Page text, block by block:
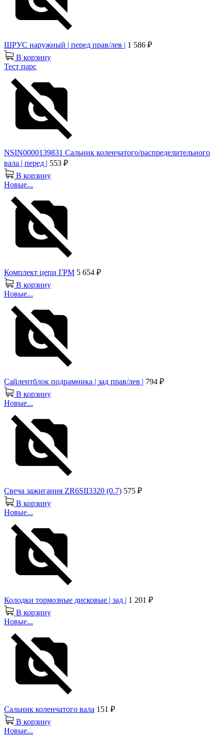
ШРУС наружный | перед прав/лев | 1 586 ₽
В корзину
Тест парс
NSIN0000139831 Сальник коленчатого/распределительного
вала | перед | 553 ₽
В корзину
Новые...
Комплект цепи ГРМ 5 654 ₽
В корзину
Новые...
Сайлентблок подрамника | зад прав/лев | 794 ₽
В корзину
Новые...
Свеча зажигания ZR6SII3320 (0.7) 575 ₽
В корзину
Новые...
Колодки тормозные дисковые | зад | 1 201 ₽
В корзину
Новые...
Сальник коленчатого вала 151 ₽
В корзину
Новые...